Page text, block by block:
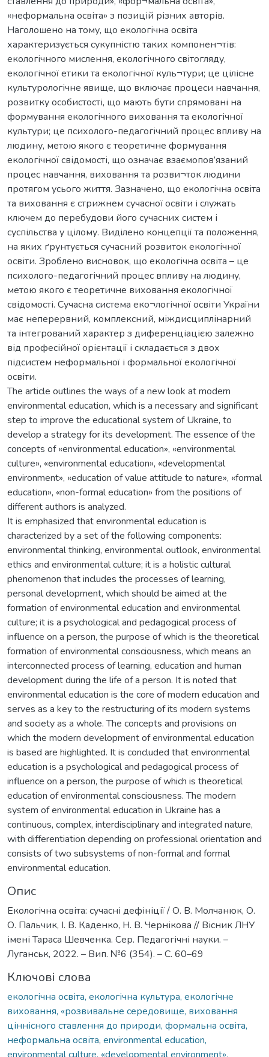
«неформальна освіта» з позицій різних авторів.
Наголошено на тому, що екологічна освіта
характеризується сукупністю таких компонен¬тів:
екологічного мислення, екологічного світогляду,
екологічної етики та екологічної куль¬тури; це цілісне
культурологічне явище, що включає процеси навчання,
розвитку особистості, що мають бути спрямовані на
формування екологічного виховання та екологічної
культури; це психолого-педагогічний процес впливу на
людину, метою якого є теоретичне формування
екологічної свідомості, що означає взаємопов’язаний
процес навчання, виховання та розви¬ток людини
протягом усього життя. Зазначено, що екологічна освіта
та виховання є стрижнем сучасної освіти і служать
ключем до перебудови його сучасних систем і
суспільства у цілому. Виділено концепції та положення,
на яких ґрунтується сучасний розвиток екологічної
освіти. Зроблено висновок, що екологічна освіта – це
психолого-педагогічний процес впливу на людину,
метою якого є теоретичне виховання екологічної
свідомості. Сучасна система еко¬логічної освіти України
має неперервний, комплексний, міждисциплінарний
та інтегрований характер з диференціацією залежно
від професійної орієнтації і складається з двох
підсистем неформальної і формальної екологічної
освіти.
The article outlines the ways of a new look at modern
environmental education, which is a necessary and significant
step to improve the educational system of Ukraine, to
develop a strategy for its development. The essence of the
concepts of «environmental education», «environmental
culture», «environmental education», «developmental
environment», «education of value attitude to nature», «formal
education», «non-formal education» from the positions of
different authors is analyzed.
It is emphasized that environmental education is
characterized by a set of the following components:
environmental thinking, environmental outlook, environmental
ethics and environmental culture; it is a holistic cultural
phenomenon that includes the processes of learning,
personal development, which should be aimed at the
formation of environmental education and environmental
culture; it is a psychological and pedagogical process of
influence on a person, the purpose of which is the theoretical
formation of environmental consciousness, which means an
interconnected process of learning, education and human
development during the life of a person. It is noted that
environmental education is the core of modern education and
serves as a key to the restructuring of its modern systems
and society as a whole. The concepts and provisions on
which the modern development of environmental education
is based are highlighted. It is concluded that environmental
education is a psychological and pedagogical process of
influence on a person, the purpose of which is theoretical
education of environmental consciousness. The modern
system of environmental education in Ukraine has a
continuous, complex, interdisciplinary and integrated nature,
with differentiation depending on professional orientation and
consists of two subsystems of non-formal and formal
environmental education.
Опис
Екологічна освіта: сучасні дефініції / О. В. Молчанюк, О.
О. Пальчик, І. В. Каденко, Н. В. Чернікова // Вісник ЛНУ
імені Тараса Шевченка. Сер. Педагогічні науки. –
Луганськ, 2022. – Вип. №6 (354). – С. 60–69
Ключові слова
екологічна освіта, екологічна культура, екологічне
виховання, «розвивальне середовище, виховання
ціннісного ставлення до природи, формальна освіта,
неформальна освіта, environmental education,